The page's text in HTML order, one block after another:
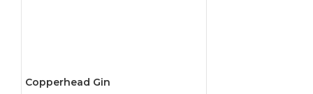
Copperhead Gin